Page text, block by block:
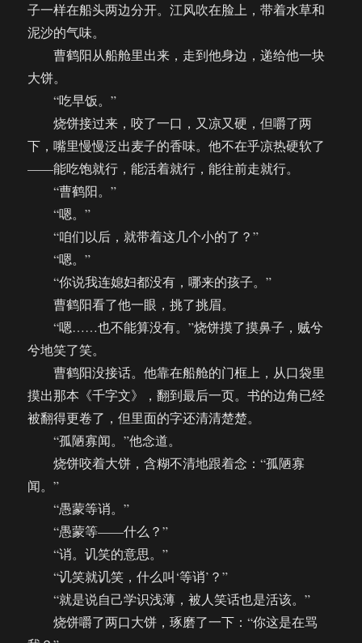
子一样在船头两边分开。江风吹在脸上，带着水草和
泥沙的气味。
曹鹤阳从船舱里出来，走到他身边，递给他一块
大饼。
“吃早饭。”
烧饼接过来，咬了一口，又凉又硬，但嚼了两
下，嘴里慢慢泛出麦子的香味。他不在乎凉热硬软了
——能吃饱就行，能活着就行，能往前走就行。
“曹鹤阳。”
“嗯。”
“咱们以后，就带着这几个小的了？”
“嗯。”
“你说我连媳妇都没有，哪来的孩子。”
曹鹤阳看了他一眼，挑了挑眉。
“嗯……也不能算没有。”烧饼摸了摸鼻子，贼兮
兮地笑了笑。
曹鹤阳没接话。他靠在船舱的门框上，从口袋里
摸出那本《千字文》，翻到最后一页。书的边角已经
被翻得更卷了，但里面的字还清清楚楚。
“孤陋寡闻。”他念道。
烧饼咬着大饼，含糊不清地跟着念：“孤陋寡
闻。”
“愚蒙等诮。”
“愚蒙等——什么？”
“诮。讥笑的意思。”
“讥笑就讥笑，什么叫‘等诮’？”
“就是说自己学识浅薄，被人笑话也是活该。”
烧饼嚼了两口大饼，琢磨了一下：“你这是在骂